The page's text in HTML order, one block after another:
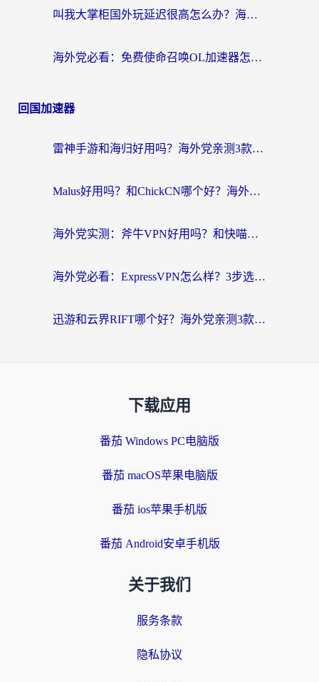
叫我大掌柜国外玩延迟很高怎么办？海外党亲测的国服游戏加速全攻略
海外党必看：免费使命召唤OL加速器怎么选？3个国服游戏加速痛点一次性解决
回国加速器
雷神手游和海归好用吗？海外党亲测3款热门回国加速器+番茄加速器深度体验
Malus好用吗？和ChickCN哪个好？海外党亲测：选对回国加速器，追剧游戏不卡顿
海外党实测：斧牛VPN好用吗？和快喵VPN对比哪个回国效果更好？附3款热门加速器深度分析
海外党必看：ExpressVPN怎么样？3步选对回国加速器，无缝刷国内剧玩手游
迅游和云界RIFT哪个好？海外党亲测3款回国加速器，教你无缝刷国内剧玩游戏
下载应用
番茄 Windows PC电脑版
番茄 macOS苹果电脑版
番茄 ios苹果手机版
番茄 Android安卓手机版
关于我们
服务条款
隐私协议